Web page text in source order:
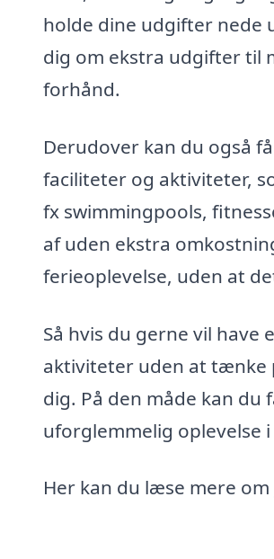
holde dine udgifter nede
dig om ekstra udgifter til
forhånd.
Derudover kan du også
faciliteter og aktiviteter,
fx swimmingpools,
af uden ekstra
ferieoplevelse, uden at
Så hvis du gerne vil
aktiviteter uden at tænke
dig. På den måde kan
uforglemmelig oplevelse
Her kan du læse mere om